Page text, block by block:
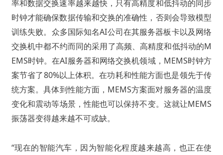
率和数据交换速率越来越快，只有高精度和低抖动的同步
时钟才能确保数据传输和交换的准确性，否则会导致模型
训练失败。众多国际知名AI公司在其服务器板卡以及网络
交换机中都不约而同的采用了高频、高精度和低抖动的M
EMS时钟。在AI服务器和网络交换机领域，MEMS时钟方
案节省了80%以上体积。在功耗和性能方面也是领先于传
统方案。具体到性能方面，MEMS方案面对服务器的温度
变化和震动等场景，性能也可以保持不变。这就让MEMS
振荡器变得越来越不可或缺。
“现在的智能汽车，因为智能化程度越来越高，也正在使